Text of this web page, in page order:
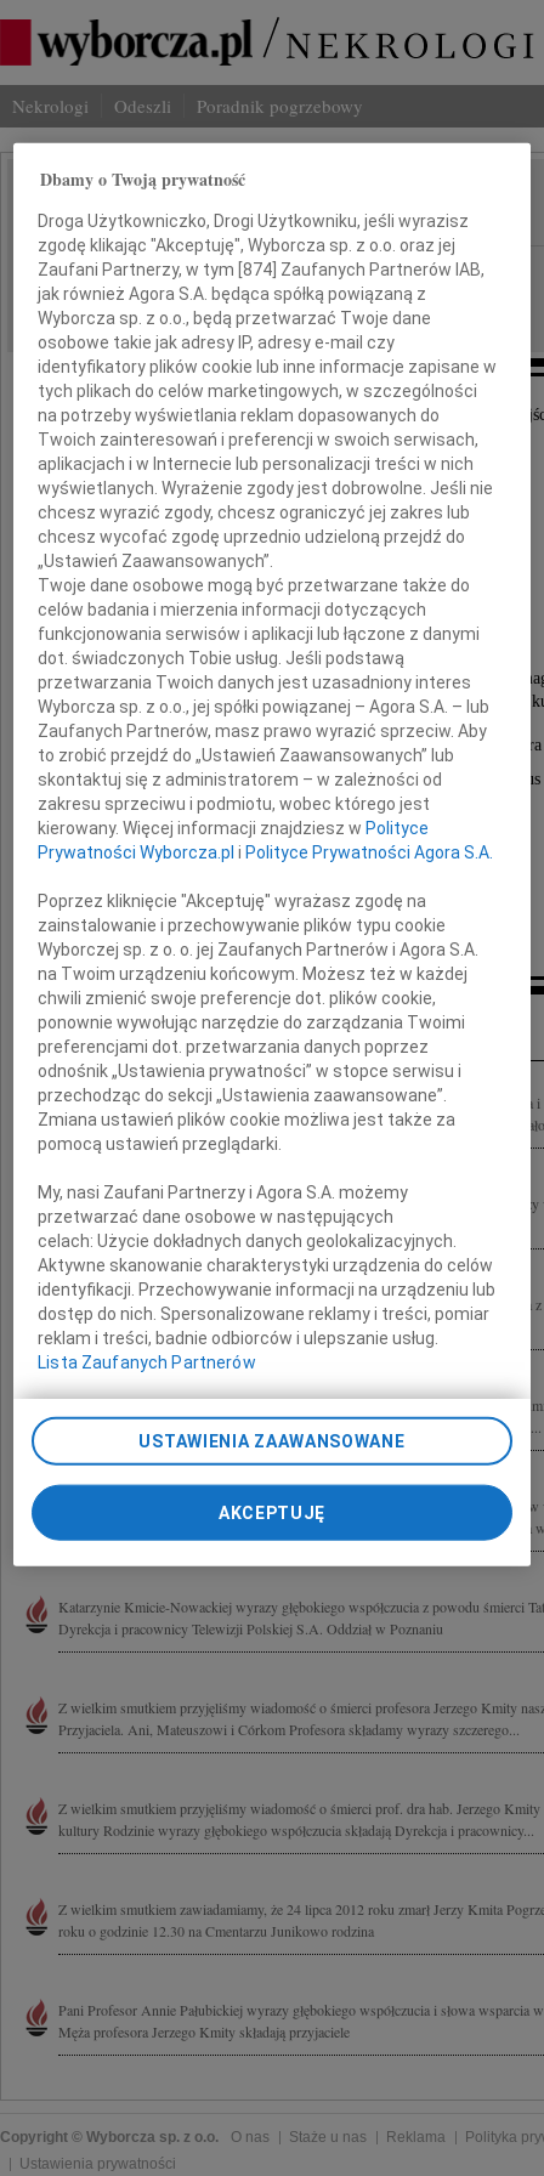
Nekrologi Odeszli Poradnik pogrzebowy
IMIĘ I NAZWISKO: Jerzy Kmita
REGION: Poznań
DATA EMISJI: 31.07.2012
Z głębokim żalem przyjęliśmy wiadomość o
Profesora
Jerzego Kmity
wybitnego filozofa i teoretyka kultury,
wspaniałego Człowieka o jasnym umyśle,
osobistym uroku i poczuciu humoru.
Brak będzie Jego jasnego spojrzenia, którym
nam rozeznawać się w gąszczu zjawisk współczesnej
Ze smutkiem żegnamy nieodżałowanego Autora
dziękując za zaszczyt wydania w serii Terminus
Jego książki Wymykanie się uniwersaliom
Wydawnictwo
Oficyna Naukowa
Inne kondolencje
Z wielkim smutkiem żegnamy Pana profesora Jerzego Kmitę wybitnego naukowca i
Człowieka, wieloletniego Przyjaciela Festiwalu Malta. Jego rozumienie kultury
Annie, Mateuszowi, Dzieciom i Rodzinie Profesora Jerzego Kmity składam wyrazy
Wawrzyniak
Pani Profesor, drogiej Koleżance Hannie Kmicie wyrazy serdecznego współczucia
współpracownicy Instytutu Biologii Molekularnej i Biotechnologii...
Z głębokim żalem i smutkiem przyjąłem wiadomość o śmierci profesora Jerzego
nauczyciela, któremu zawdzięczam to, kim jestem. Łączę się w bólu z całą Rodziną...
Z głębokim smutkiem i żalem zawiadamiamy, że w dniu 24 lipca 2012 roku zmarł
Kmita wybitny uczony Profesor zwyczajny Uniwersytetu im. Adama Mickiewicza
Katarzynie Kmicie-Nowackiej wyrazy głębokiego współczucia z powodu śmierci
Dyrekcja i pracownicy Telewizji Polskiej S.A. Oddział w Poznaniu
Z wielkim smutkiem przyjęliśmy wiadomość o śmierci profesora Jerzego Kmity
Przyjaciela. Ani, Mateuszowi i Córkom Profesora składamy wyrazy szczerego...
Z wielkim smutkiem przyjęliśmy wiadomość o śmierci prof. dra hab. Jerzego
kultury Rodzinie wyrazy głębokiego współczucia składają Dyrekcja i pracownicy...
Z wielkim smutkiem zawiadamiamy, że 24 lipca 2012 roku zmarł Jerzy Kmita
roku o godzinie 12.30 na Cmentarzu Junikowo rodzina
Pani Profesor Annie Pałubickiej wyrazy głębokiego współczucia i słowa wsparcia
Męża profesora Jerzego Kmity składają przyjaciele
Copyright © Wyborcza sp. z o.o. O nas Staże u nas Reklama
Polityka
Ustawienia prywatności
Dbamy o Twoją prywatność
Droga Użytkowniczko, Drogi Użytkowniku, jeśli wyrazisz
zgodę klikając "Akceptuję", Wyborcza sp. z o.o. oraz jej
Zaufani Partnerzy, w tym [874 ] Zaufanych Partnerów IAB,
jak również Agora S.A. będąca spółką powiązaną z
Wyborcza sp. z o.o., będą przetwarzać Twoje dane
osobowe takie jak adresy IP, adresy e-mail czy
identyfikatory plików cookie lub inne informacje zapisane w
tych plikach do celów marketingowych, w szczególności
na potrzeby wyświetlania reklam dopasowanych do
Twoich zainteresowań i preferencji w swoich serwisach,
aplikacjach i w Internecie lub personalizacji treści w nich
wyświetlanych. Wyrażenie zgody jest dobrowolne. Jeśli nie
chcesz wyrazić zgody, chcesz ograniczyć jej zakres lub
chcesz wycofać zgodę uprzednio udzieloną przejdź do
„Ustawień Zaawansowanych”.
Twoje dane osobowe mogą być przetwarzane także do
celów badania i mierzenia informacji dotyczących
funkcjonowania serwisów i aplikacji lub łączone z danymi
dot. świadczonych Tobie usług. Jeśli podstawą
przetwarzania Twoich danych jest uzasadniony interes
Wyborcza sp. z o.o., jej spółki powiązanej – Agora S.A. – lub
Zaufanych Partnerów, masz prawo wyrazić sprzeciw. Aby
to zrobić przejdź do „Ustawień Zaawansowanych” lub
skontaktuj się z administratorem – w zależności od
zakresu sprzeciwu i podmiotu, wobec którego jest
kierowany. Więcej informacji znajdziesz w Polityce
Prywatności Wyborcza.pl i Polityce Prywatności Agora S.A.
Poprzez kliknięcie "Akceptuję" wyrażasz zgodę na
zainstalowanie i przechowywanie plików typu cookie
Wyborczej sp. z o. o. jej Zaufanych Partnerów i Agora S.A.
na Twoim urządzeniu końcowym. Możesz też w każdej
chwili zmienić swoje preferencje dot. plików cookie,
ponownie wywołując narzędzie do zarządzania Twoimi
preferencjami dot. przetwarzania danych poprzez
odnośnik „Ustawienia prywatności” w stopce serwisu i
przechodząc do sekcji „Ustawienia zaawansowane”.
Zmiana ustawień plików cookie możliwa jest także za
pomocą ustawień przeglądarki.
My, nasi Zaufani Partnerzy i Agora S.A. możemy
przetwarzać dane osobowe w następujących
celach:Użycie dokładnych danych geolokalizacyjnych.
Aktywne skanowanie charakterystyki urządzenia do celów
identyfikacji. Przechowywanie informacji na urządzeniu lub
dostęp do nich. Spersonalizowane reklamy i treści, pomiar
reklam i treści, badnie odbiorców i ulepszanie usług.
Lista Zaufanych Partnerów
USTAWIENIA ZAAWANSOWANE
AKCEPTUJĘ